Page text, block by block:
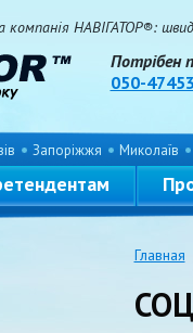
НАВІГАТОР®:
Потрібен
050-
Запоріжжя Миколаїв
Главная